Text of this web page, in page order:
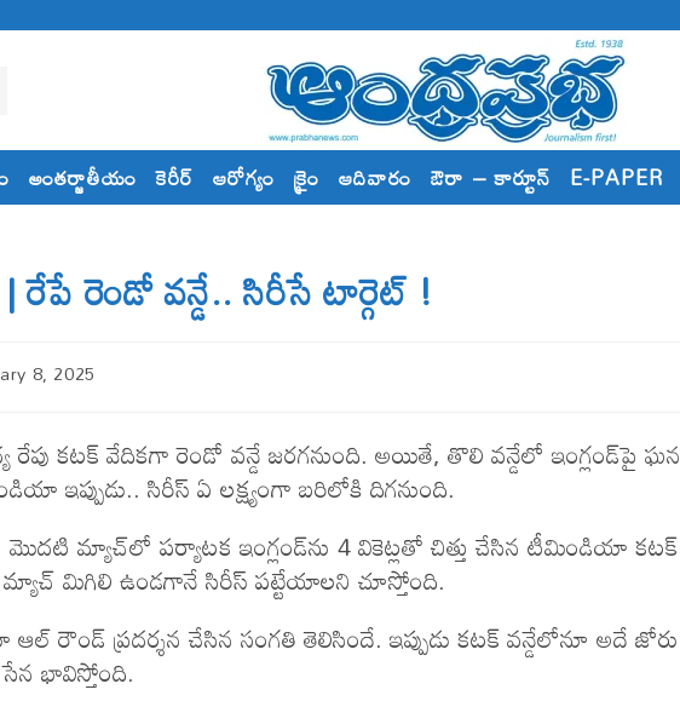
అంతర్జాతీయం కెరీర్ ఆరోగ్యం క్రైం ఆదివారం ఔరా – కార్టూన్ E-PAPER
రేపే రెండో వన్డే.. సిరీసే టార్గెట్ !
8, 2025
రేపు కటక్‌ వేదికగా రెండో వన్డే జరగనుంది. అయితే, తొలి వన్డేలో ఇంగ్లండ్‌పై ఘన
ఇప్పుడు.. సిరీస్ ఏ ల‌క్ష్యంగా బ‌రిలోకి దిగ‌నుంది.
మ్యాచ్‌లో పర్యాటక ఇంగ్లండ్‌ను 4 వికెట్లతో చిత్తు చేసిన టీమిండియా కటక్‌
మిగిలి ఉండగానే సిరీస్‌ పట్టేయాలని చూస్తోంది.
ప్రదర్శన చేసిన సంగతి తెలిసిందే. ఇప్పుడు కటక్ వన్డేలోనూ అదే జోరు
భావిస్తోంది.